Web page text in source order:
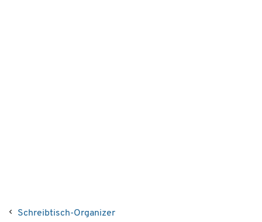
Schreibtisch-Organizer